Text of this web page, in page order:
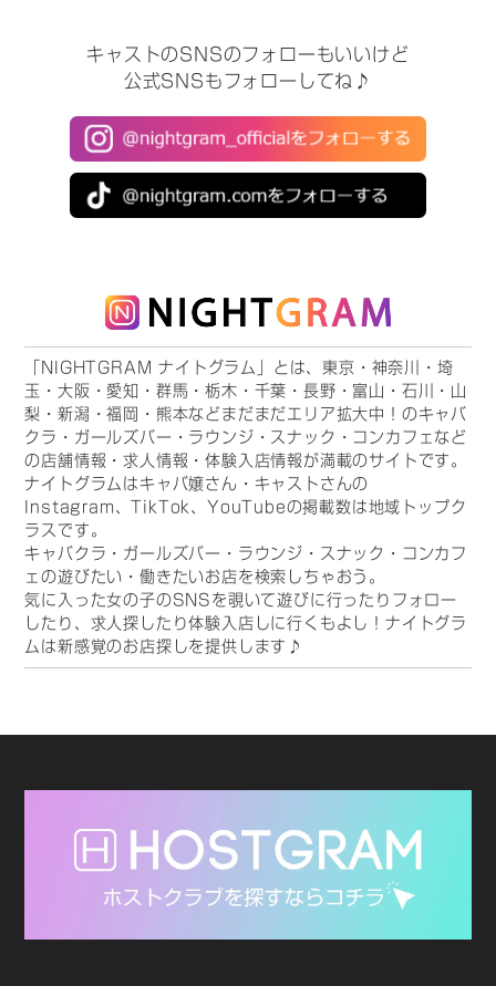
キャストのSNSのフォローもいいけど
公式SNSもフォローしてね♪
「NIGHTGRAM ナイトグラム」とは、東京・神奈川・埼
玉・大阪・愛知・群馬・栃木・千葉・長野・富山・石川・山
梨・新潟・福岡・熊本などまだまだエリア拡大中！のキャバ
クラ・ガールズバー・ラウンジ・スナック・コンカフェなど
の店舗情報・求人情報・体験入店情報が満載のサイトです。
ナイトグラムはキャバ嬢さん・キャストさんの
Instagram、TikTok、YouTubeの掲載数は地域トップク
ラスです。
キャバクラ・ガールズバー・ラウンジ・スナック・コンカフ
ェの遊びたい・働きたいお店を検索しちゃおう。
気に入った女の子のSNSを覗いて遊びに行ったりフォロー
したり、求人探したり体験入店しに行くもよし！ナイトグラ
ムは新感覚のお店探しを提供します♪